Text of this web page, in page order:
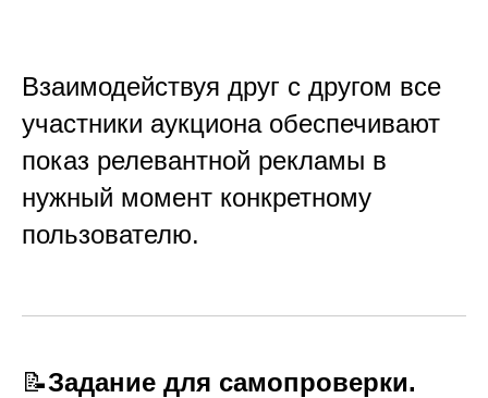
Взаимодействуя друг с другом все
участники аукциона обеспечивают
показ релевантной рекламы в
нужный момент конкретному
пользователю.
📝Задание для самопроверки.